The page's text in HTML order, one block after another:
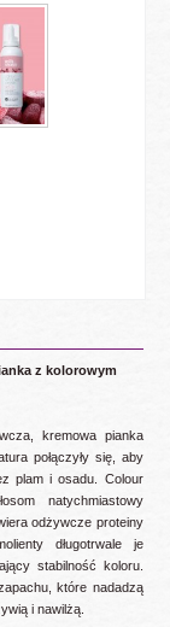
z kolorowym
kremowa pianka
połączyły się, aby
plam i osadu. Colour
natychmiastowy
odżywcze proteiny
długotrwale je
stabilność koloru.
które nadadzą
i nawilżą.